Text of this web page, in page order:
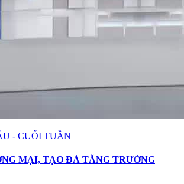
- CUỐI TUẦN
MẠI, TẠO ĐÀ TĂNG TRƯỞNG